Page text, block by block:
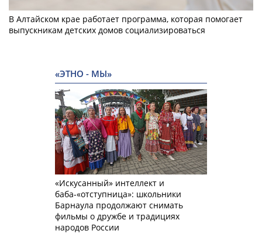
В Алтайском крае работает программа, которая помогает
выпускникам детских домов социализироваться
«ЭТНО - МЫ»
«Искусанный» интеллект и
баба-«отступница»: школьники
Барнаула продолжают снимать
фильмы о дружбе и традициях
народов России